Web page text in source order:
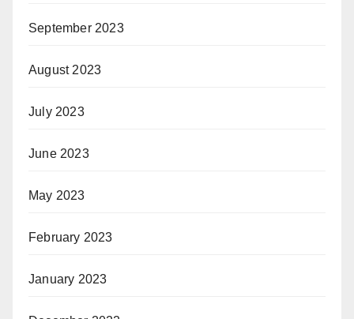
September 2023
August 2023
July 2023
June 2023
May 2023
February 2023
January 2023